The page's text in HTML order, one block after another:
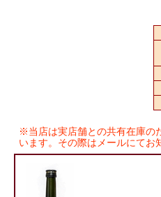
※当店は実店舗との共有在庫の
います。その際はメールにてお